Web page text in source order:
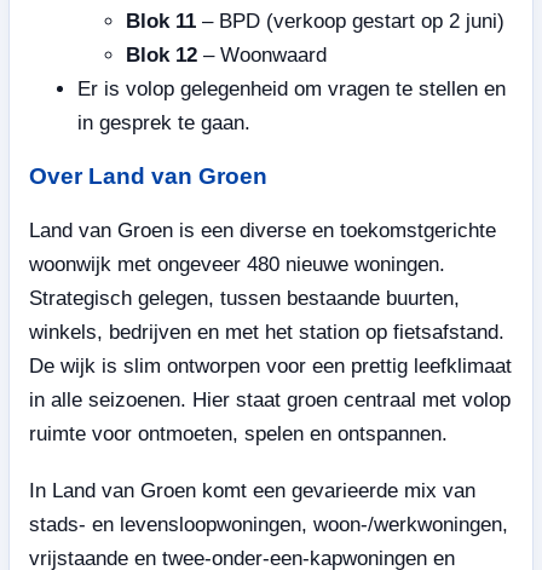
Blok 11 – BPD (verkoop gestart op 2 juni)
Blok 12 – Woonwaard
Er is volop gelegenheid om vragen te stellen en
in gesprek te gaan.
Over Land van Groen
Land van Groen is een diverse en toekomstgerichte
woonwijk met ongeveer 480 nieuwe woningen.
Strategisch gelegen, tussen bestaande buurten,
winkels, bedrijven en met het station op fietsafstand.
De wijk is slim ontworpen voor een prettig leefklimaat
in alle seizoenen. Hier staat groen centraal met volop
ruimte voor ontmoeten, spelen en ontspannen.
In Land van Groen komt een gevarieerde mix van
stads- en levensloopwoningen, woon-/werkwoningen,
vrijstaande en twee-onder-een-kapwoningen en